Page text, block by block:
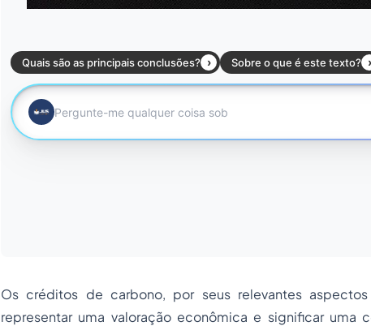
Os créditos de carbono, por seus relevantes
representar uma valoração econômica e significar uma